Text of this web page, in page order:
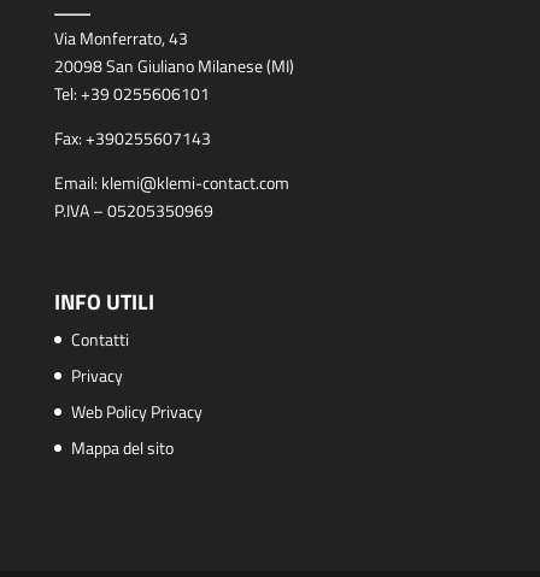
Via Monferrato, 43
20098 San Giuliano Milanese (MI)
Tel:+39 0255606101
Fax:+390255607143
Email: klemi@klemi-contact.com
P.IVA – 05205350969
INFO UTILI
Contatti
Privacy
Web Policy Privacy
Mappa del sito